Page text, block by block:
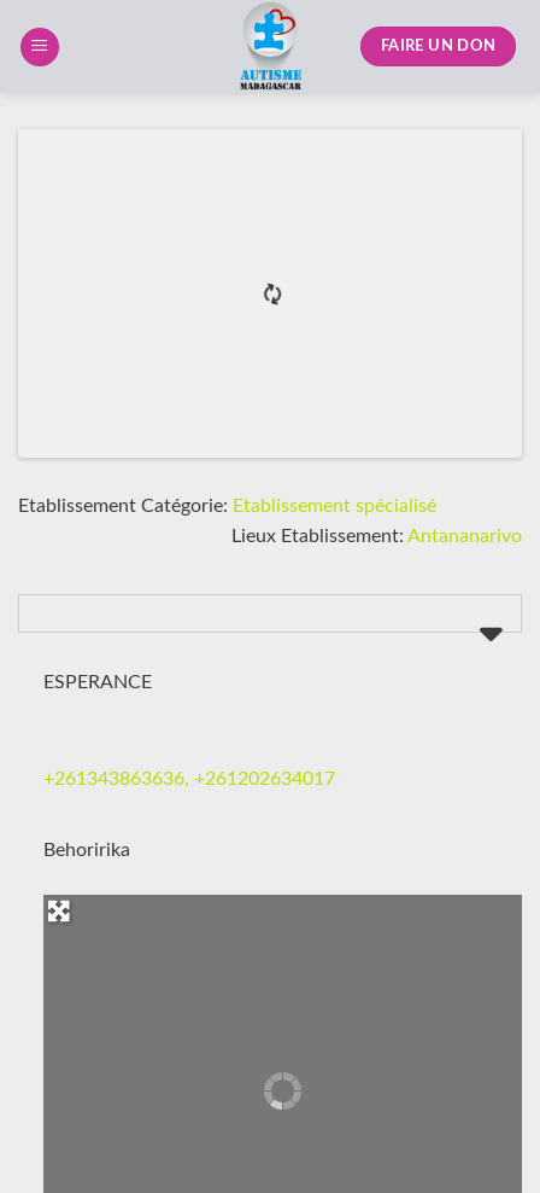
FAIRE UN DON
Etablissement Catégorie: Etablissement spécialisé
Lieux Etablissement: Antananarivo
ESPERANCE
+261343863636, +261202634017
Behoririka